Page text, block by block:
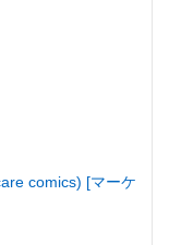
comics) [マーケ